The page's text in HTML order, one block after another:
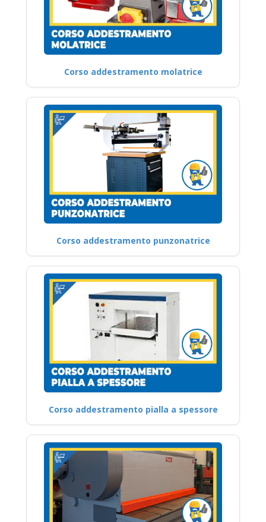
Corso addestramento molatrice
Corso addestramento punzonatrice
Corso addestramento pialla a spessore